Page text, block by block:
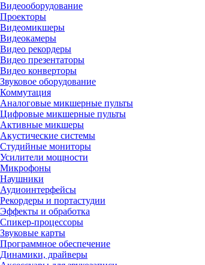
Видеооборудование
Проекторы
Видеомикшеры
Видеокамеры
Видео рекордеры
Видео презентаторы
Видео конверторы
Звуковое оборудование
Коммутация
Аналоговые микшерные пульты
Цифровые микшерные пульты
Активные микшеры
Акустические системы
Студийные мониторы
Усилители мощности
Микрофоны
Наушники
Аудиоинтерфейсы
Рекордеры и портастудии
Эффекты и обработка
Спикер-процессоры
Звуковые карты
Программное обеспечение
Динамики, драйверы